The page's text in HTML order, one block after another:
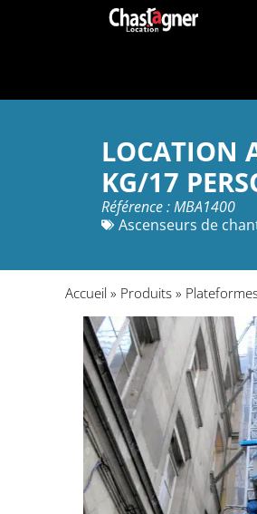
LOCATION
KG/17
Référence : MBA1400
Ascenseurs de
Accueil » Produits »